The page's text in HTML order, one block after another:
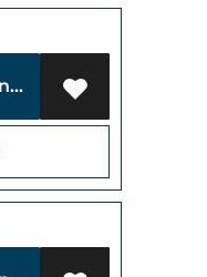
Toevoegen aan winkelwagen